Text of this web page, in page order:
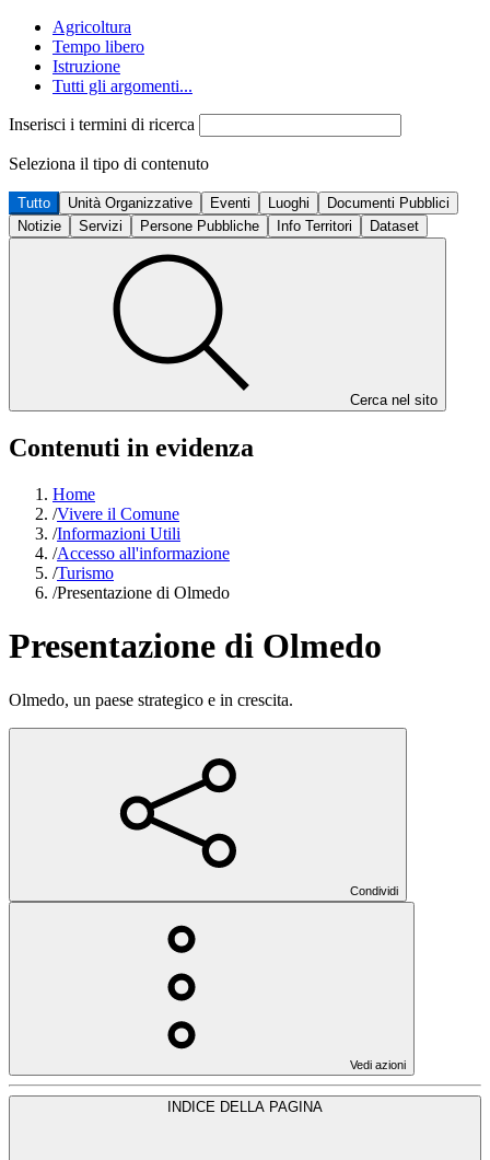
Agricoltura
Tempo libero
Istruzione
Tutti gli argomenti...
Inserisci i termini di ricerca
Seleziona il tipo di contenuto
Tutto Unità Organizzative Eventi Luoghi
Documenti Pubblici
Notizie
Servizi Persone Pubbliche Info Territori Dataset
Cerca nel sito
Contenuti in evidenza
Home
/Vivere il Comune
/Informazioni Utili
/Accesso all'informazione
/Turismo
/Presentazione di Olmedo
Presentazione di Olmedo
Olmedo, un paese strategico e in crescita.
Condividi
Vedi azioni
INDICE DELLA PAGINA